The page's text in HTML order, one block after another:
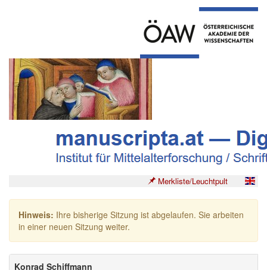
Merkliste/Leuchtpult
Hinweis: Ihre bisherige Sitzung ist abgelaufen. Sie arbeiten
in einer neuen Sitzung weiter.
Konrad Schiffmann